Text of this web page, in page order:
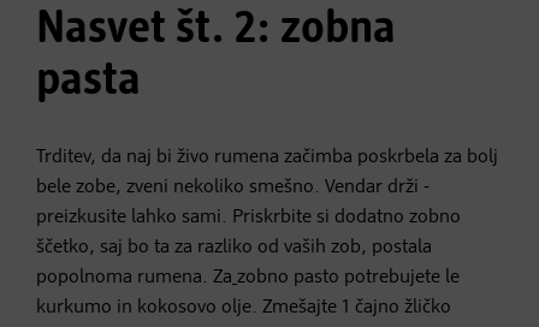
Nasvet št. 2: zobna
pasta
Trditev, da naj bi živo rumena začimba poskrbela za bolj
bele zobe, zveni nekoliko smešno. Vendar drži -
preizkusite lahko sami. Priskrbite si dodatno zobno
ščetko, saj bo ta za razliko od vaših zob, postala
popolnoma rumena. Za zobno pasto​ potrebujete le
kurkumo in kokosovo olje. Zmešajte 1 čajno žličko